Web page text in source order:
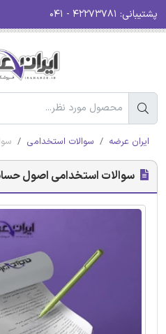
پشتیبانی:
ایران عرضه سوالات استخدامی
سوالات استخدامی اصول حسابداری 1 و 2